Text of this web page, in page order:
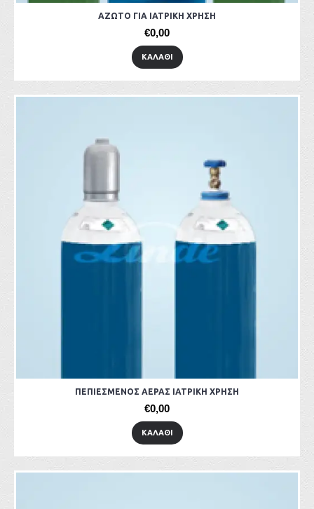
ΑΖΩΤΟ ΓΙΑ ΙΑΤΡΙΚΗ ΧΡΗΣΗ
€0,00
ΚΑΛΆΘΙ
ΠΕΠΙΕΣΜΕΝΟΣ ΑΕΡΑΣ ΙΑΤΡΙΚΗ ΧΡΗΣΗ
€0,00
ΚΑΛΆΘΙ